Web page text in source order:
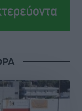
Ειρήνη